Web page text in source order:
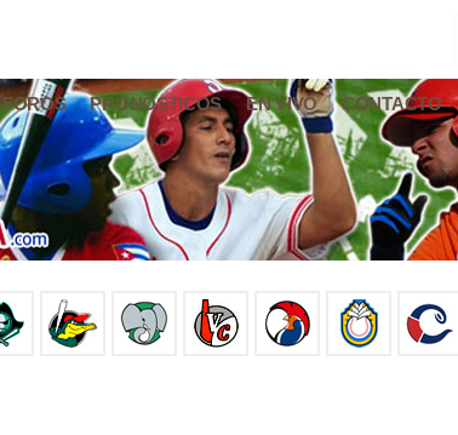
FOROS PRONÓSTICOS EN VIVO CONTACTO